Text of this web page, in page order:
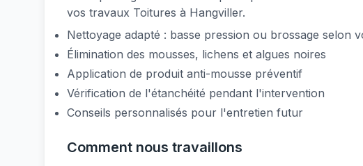
vos travaux Toitures à Hangviller.
Nettoyage adapté : basse pression ou brossage selon
Élimination des mousses, lichens et algues noires
Application de produit anti-mousse préventif
Vérification de l'étanchéité pendant l'intervention
Conseils personnalisés pour l'entretien futur
Comment nous travaillons